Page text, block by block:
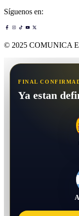
Síguenos en:
© 2025 COMUNICA
FINAL
Ya estan